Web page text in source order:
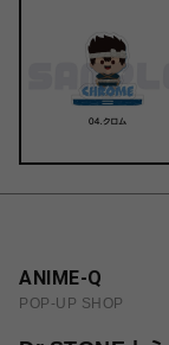
ANIME-Q
POP-UP SHOP